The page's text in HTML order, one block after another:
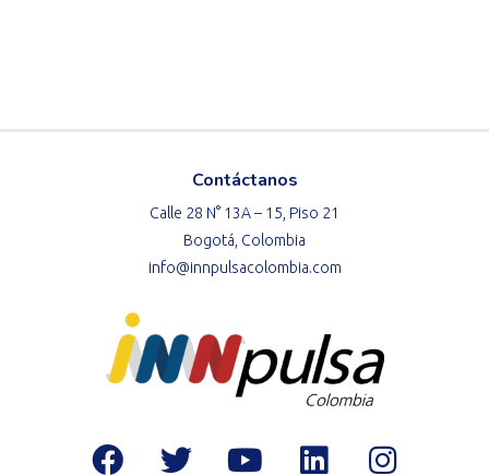
Contáctanos
Calle 28 N° 13A – 15, Piso 21
Bogotá, Colombia
info@innpulsacolombia.com